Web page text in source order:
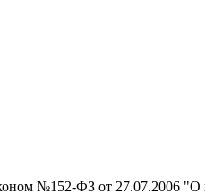
№152-ФЗ от 27.07.2006